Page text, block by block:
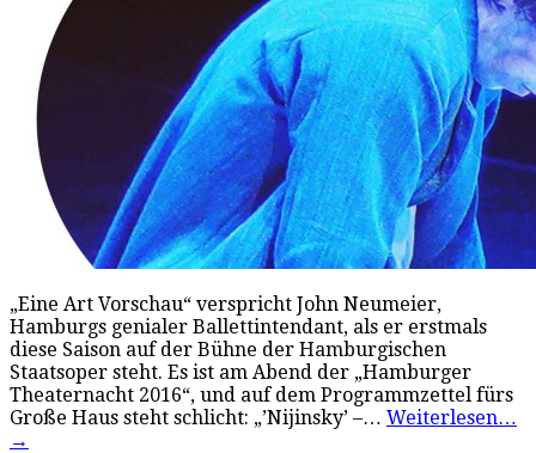
„Eine Art Vorschau“ verspricht John Neumeier,
Hamburgs genialer Ballettintendant, als er erstmals
diese Saison auf der Bühne der Hamburgischen
Staatsoper steht. Es ist am Abend der „Hamburger
Theaternacht 2016“, und auf dem Programmzettel fürs
Große Haus steht schlicht: „’Nijinsky’ –… Weiterlesen…
→